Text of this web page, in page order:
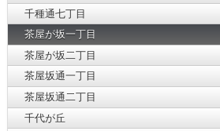
千種通七丁目
茶屋が坂一丁目
茶屋が坂二丁目
茶屋坂通一丁目
茶屋坂通二丁目
千代が丘